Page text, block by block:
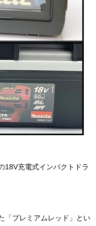
18V充電式インパクトドラ
「プレミアムレッド」とい